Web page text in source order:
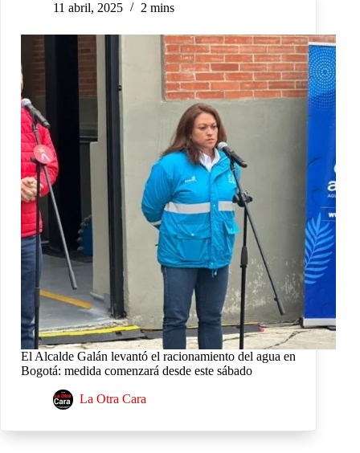
11 abril, 2025 2 mins
El Alcalde Galán levantó el racionamiento del agua en
Bogotá: medida comenzará desde este sábado
La Otra Cara